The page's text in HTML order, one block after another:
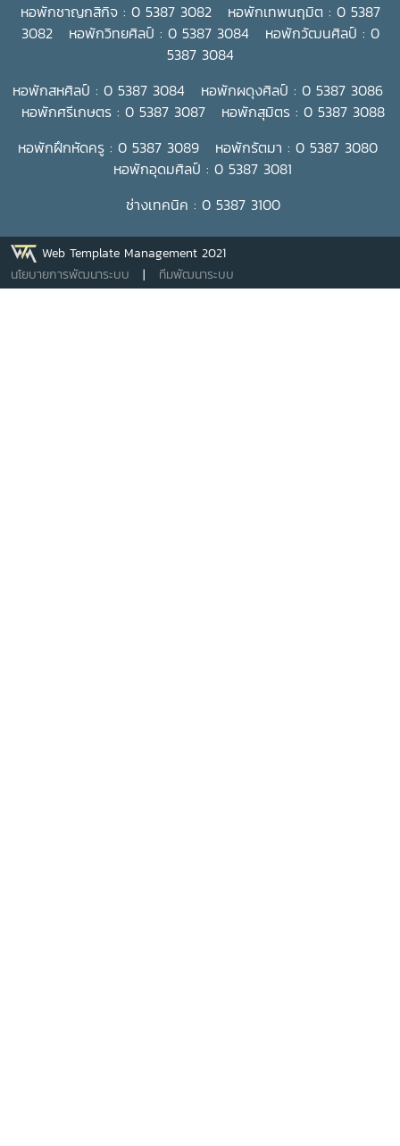
หอพักชาญกสิกิจ : 0 5387 3082 หอพักเทพนฤมิต : 0 5387
3082 หอพักวิทยศิลป์ : 0 5387 3084 หอพักวัฒนศิลป์ : 0
5387 3084
หอพักสหศิลป์ : 0 5387 3084 หอพักผดุงศิลป์ : 0 5387 3086
หอพักศรีเกษตร : 0 5387 3087 หอพักสุมิตร : 0 5387 3088
หอพักฝึกหัดครู : 0 5387 3089 หอพักรัตมา : 0 5387 3080
หอพักอุดมศิลป์ : 0 5387 3081
ช่างเทคนิค : 0 5387 3100
Web Template Management 2021
นโยบายการพัฒนาระบบ | ทีมพัฒนาระบบ